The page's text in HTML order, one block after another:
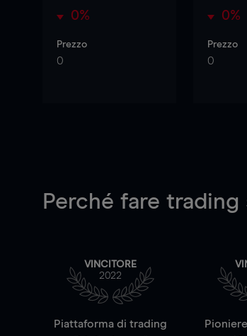
0%
Prezzo
0
0%
Prezzo
0
Perché fare trading
VINCITORE
2022
Piattaforma di trading